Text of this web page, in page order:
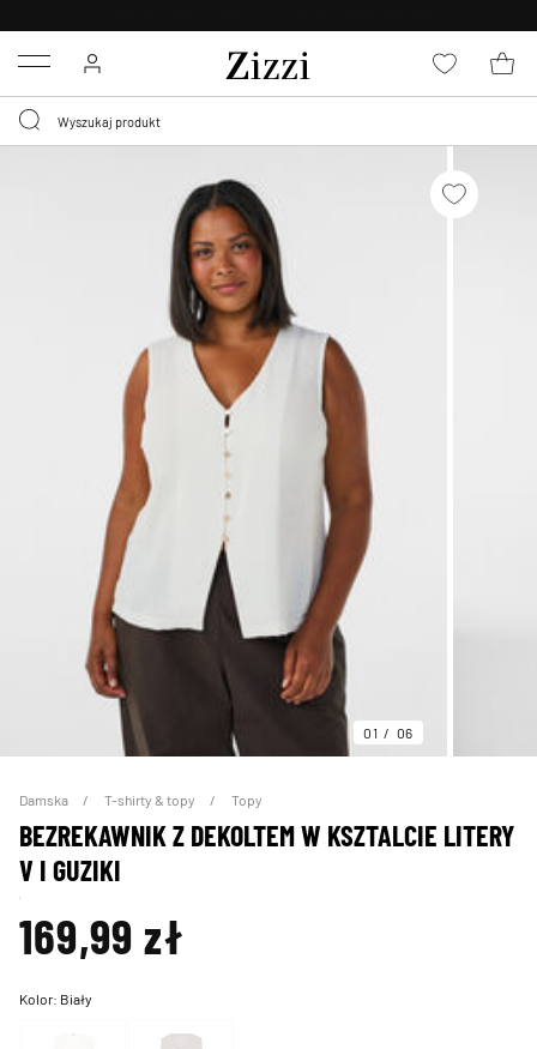
Menu
01 06
Damska T-shirty & topy Topy
BEZREKAWNIK Z DEKOLTEM W KSZTALCIE LITERY
V I GUZIKI
169,99 zł
Kolor: Biały